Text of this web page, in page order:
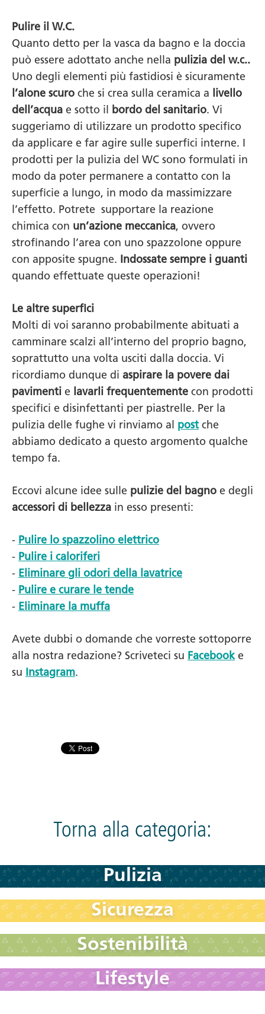
Pulire il W.C.
Quanto detto per la vasca da bagno e la doccia
può essere adottato anche nella pulizia del w.c..
Uno degli elementi più fastidiosi è sicuramente
l’alone scuro che si crea sulla ceramica a livello
dell’acqua e sotto il bordo del sanitario. Vi
suggeriamo di utilizzare un prodotto specifico
da applicare e far agire sulle superfici interne. I
prodotti per la pulizia del WC sono formulati in
modo da poter permanere a contatto con la
superficie a lungo, in modo da massimizzare
l’effetto. Potrete supportare la reazione
chimica con un’azione meccanica, ovvero
strofinando l’area con uno spazzolone oppure
con apposite spugne. Indossate sempre i guanti
quando effettuate queste operazioni!
Le altre superfici
Molti di voi saranno probabilmente abituati a
camminare scalzi all’interno del proprio bagno,
soprattutto una volta usciti dalla doccia. Vi
ricordiamo dunque di aspirare la povere dai
pavimenti e lavarli frequentemente con prodotti
specifici e disinfettanti per piastrelle. Per la
pulizia delle fughe vi rinviamo al postche
abbiamo dedicato a questo argomento qualche
tempo fa.
Eccovi alcune idee sulle pulizie del bagno e degli
accessori di bellezza in esso presenti:
- Pulire lo spazzolino elettrico
- Pulire i caloriferi
- Eliminare gli odori della lavatrice
- Pulire e curare le tende
- Eliminare la muffa
Avete dubbi o domande che vorreste sottoporre
alla nostra redazione? Scriveteci su Facebooke
su Instagram.
Torna alla categoria:
Pulizia
Sicurezza
Sostenibilità
Lifestyle